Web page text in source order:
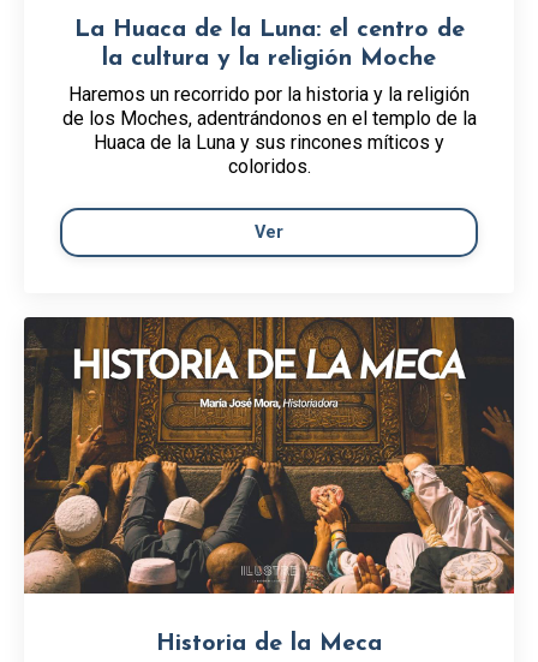
La Huaca de la Luna: el centro de
la cultura y la religión Moche
Haremos un recorrido por la historia y la religión
de los Moches, adentrándonos en el templo de la
Huaca de la Luna y sus rincones míticos y
coloridos.
Ver
Historia de la Meca